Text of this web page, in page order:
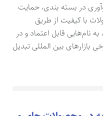
در بسته بندی، حمایت
با کیفیت از طریق
نام‌هایی قابل اعتماد و در
بین المللی تبدیل